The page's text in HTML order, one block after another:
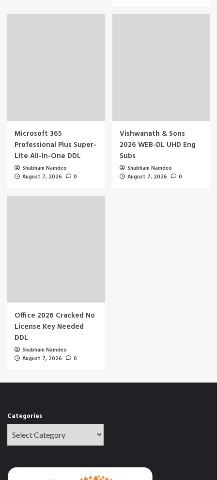
Microsoft 365
Professional Plus Super-
Lite All-In-One DDL
Shubham Namdeo
August 7, 2026
0
Vishwanath & Sons
2026 WEB-DL UHD Eng
Subs
Shubham Namdeo
August 7, 2026
0
Office 2026 Cracked No
License Key Needed
DDL
Shubham Namdeo
August 7, 2026
0
Categories